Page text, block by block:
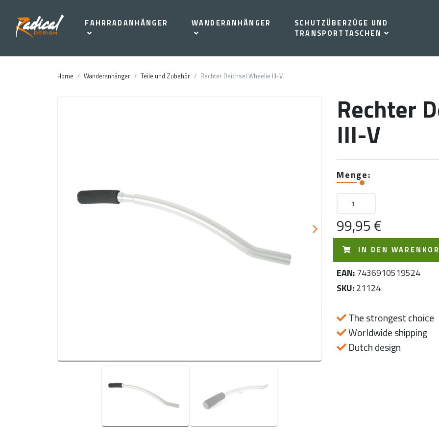
FAHRRADANHÄNGER WANDERANHÄNGER
SCHUTZÜBERZÜGE UND
TRANSPORTTASCHEN
Home Wanderanhänger Teile und Zubehör Rechter Deichsel Wheelie III-V
Next
Rechter
III-V
Menge:
99,95 €
IN DEN
EAN:7436910519524
SKU:21124
The strongest choice
Worldwide shipping
Dutch design